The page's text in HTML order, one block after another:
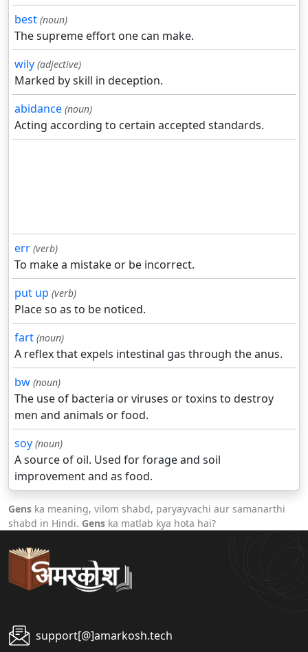
best (noun)
The supreme effort one can make.
wily (adjective)
Marked by skill in deception.
abidance (noun)
Acting according to certain accepted standards.
err (verb)
To make a mistake or be incorrect.
put up (verb)
Place so as to be noticed.
fart (noun)
A reflex that expels intestinal gas through the anus.
bw (noun)
The use of bacteria or viruses or toxins to destroy
men and animals or food.
soy (noun)
A source of oil. Used for forage and soil
improvement and as food.
Gens ka meaning, vilom shabd, paryayvachi aur samanarthi
shabd in Hindi. Gens ka matlab kya hota hai?
support[@]amarkosh.tech